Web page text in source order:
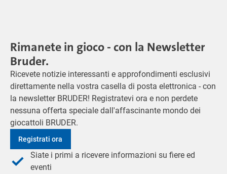
Rimanete in gioco - con la Newsletter
Bruder.
Ricevete notizie interessanti e approfondimenti esclusivi
direttamente nella vostra casella di posta elettronica - con
la newsletter BRUDER! Registratevi ora e non perdete
nessuna offerta speciale dall'affascinante mondo dei
giocattoli BRUDER.
Registrati ora
Siate i primi a ricevere informazioni su fiere ed
eventi